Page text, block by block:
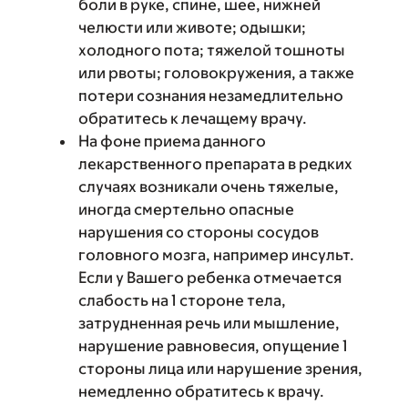
боли в руке, спине, шее, нижней
челюсти или животе; одышки;
холодного пота; тяжелой тошноты
или рвоты; головокружения, а также
потери сознания незамедлительно
обратитесь к лечащему врачу.
На фоне приема данного
лекарственного препарата в редких
случаях возникали очень тяжелые,
иногда смертельно опасные
нарушения со стороны сосудов
головного мозга, например инсульт.
Если у Вашего ребенка отмечается
слабость на 1 стороне тела,
затрудненная речь или мышление,
нарушение равновесия, опущение 1
стороны лица или нарушение зрения,
немедленно обратитесь к врачу.